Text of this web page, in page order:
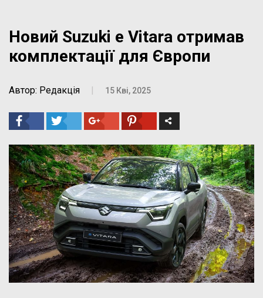
Новий Suzuki e Vitara отримав
комплектації для Європи
Автор: Редакція 15 Кві, 2025